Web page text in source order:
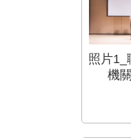
照片1_
機